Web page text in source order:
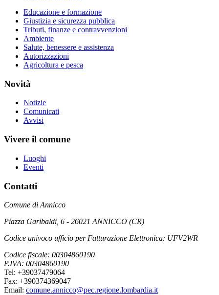
Educazione e formazione
Giustizia e sicurezza pubblica
Tributi, finanze e contravvenzioni
Ambiente
Salute, benessere e assistenza
Autorizzazioni
Agricoltura e pesca
Novità
Notizie
Comunicati
Avvisi
Vivere il comune
Luoghi
Eventi
Contatti
Comune di Annicco
Piazza Garibaldi, 6 - 26021 ANNICCO (CR)
Codice univoco ufficio per Fatturazione Elettronica: UFV2WR
Codice fiscale: 00304860190
P.IVA: 00304860190
Tel: +39037479064
Fax: +390374369047
Email: comune.annicco@pec.regione.lombardia.it